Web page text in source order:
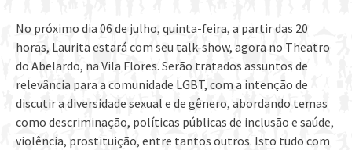
No próximo dia 06 de julho, quinta-feira, a partir das 20
horas, Laurita estará com seu talk-show, agora no Theatro
do Abelardo, na Vila Flores. Serão tratados assuntos de
relevância para a comunidade LGBT, com a intenção de
discutir a diversidade sexual e de gênero, abordando temas
como descriminação, políticas públicas de inclusão e saúde,
violência, prostituição, entre tantos outros. Isto tudo com